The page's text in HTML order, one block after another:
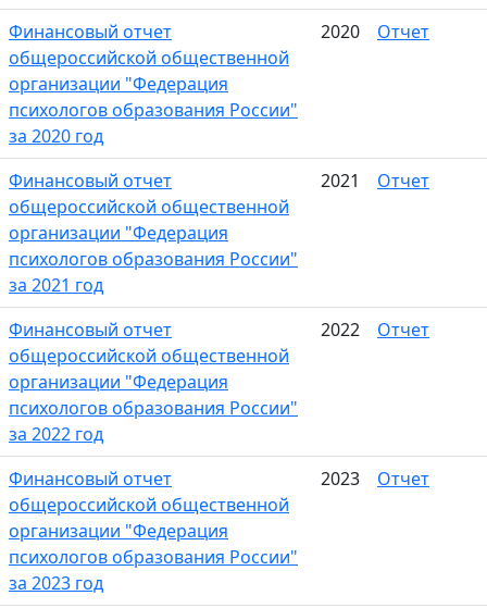
Финансовый отчет
общероссийской общественной
организации "Федерация
психологов образования России"
за 2020 год
2020 Отчет
Финансовый отчет
общероссийской общественной
организации "Федерация
психологов образования России"
за 2021 год
2021 Отчет
Финансовый отчет
общероссийской общественной
организации "Федерация
психологов образования России"
за 2022 год
2022 Отчет
Финансовый отчет
общероссийской общественной
организации "Федерация
психологов образования России"
за 2023 год
2023 Отчет